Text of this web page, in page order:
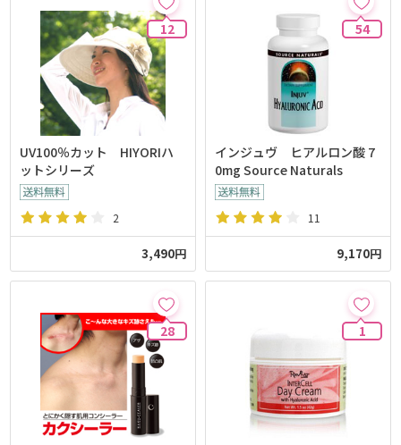
12
UV100％カット HIYORIハ
ットシリーズ
2
3,490円
54
インジュヴ ヒアルロン酸 7
0mg Source Naturals
11
9,170円
28 1